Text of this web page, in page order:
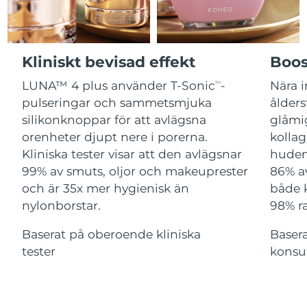
Kliniskt bevisad effekt
LUNA™ 4 plus använder T-SonicTM-
pulseringar och sammetsmjuka
silikonknoppar för att avlägsna
orenheter djupt nere i porerna.
Kliniska tester visar att den avlägsnar
99% av smuts, oljor och makeuprester
och är 35x mer hygienisk än
nylonborstar.
Baserat på oberoende kliniska
tester
Nära
86%
både
98%
For healthy hair
18% PAP
Kosmetika Man
Handla allt
FOREO APP
OM FOREO
Israel Förväntad leverans8/14/26
Japan Förväntad leverans 8/13/26
Jersey Förväntad leverans 8/15/26
Kazakstan
Kuwait Förväntad leverans 8/10/26
Lettland 8/10/26
Libanon Förväntad leverans 8/11/26